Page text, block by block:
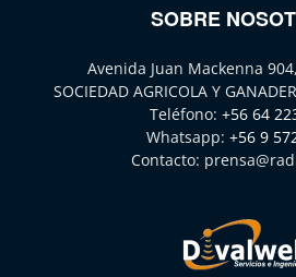
SOBRE
Avenida Juan Mackenna
SOCIEDAD AGRICOLA Y
Teléfono: +56 64
Whatsapp: +56 9
Contacto: